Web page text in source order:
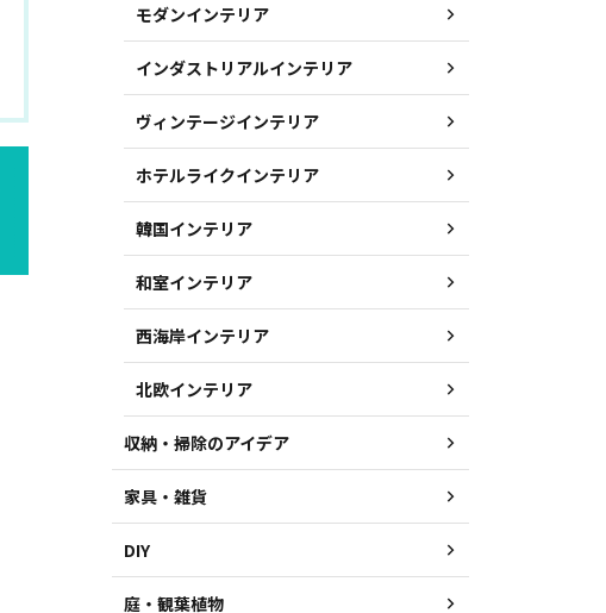
モダンインテリア
インダストリアルインテリア
ヴィンテージインテリア
ホテルライクインテリア
韓国インテリア
和室インテリア
西海岸インテリア
北欧インテリア
収納・掃除のアイデア
家具・雑貨
DIY
庭・観葉植物